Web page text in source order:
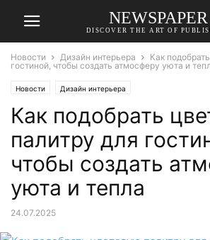
NEWSPAPER
DISCOVER THE ART OF
Новости Дизайн интерьера
Как
гостиной, чтобы создать атмосферу уюта и
Новости Дизайн интерьера
Как подобрать
палитру для
чтобы создать
уюта и тепла
24.07.2025